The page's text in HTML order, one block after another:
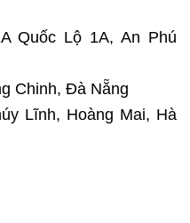
Quốc Lộ 1A, An Phú
Chinh, Đà Nẵng
Lĩnh, Hoàng Mai, Hà